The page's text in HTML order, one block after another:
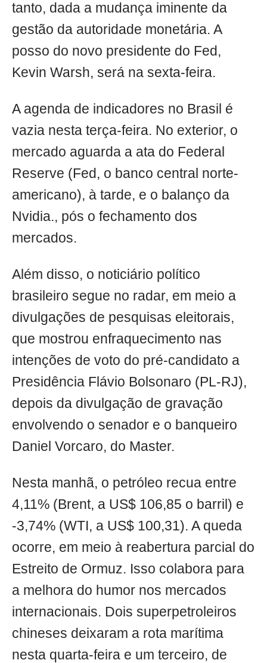
tanto, dada a mudança iminente da
gestão da autoridade monetária. A
posso do novo presidente do Fed,
Kevin Warsh, será na sexta-feira.
A agenda de indicadores no Brasil é
vazia nesta terça-feira. No exterior, o
mercado aguarda a ata do Federal
Reserve (Fed, o banco central norte-
americano), à tarde, e o balanço da
Nvidia., pós o fechamento dos
mercados.
Além disso, o noticiário político
brasileiro segue no radar, em meio a
divulgações de pesquisas eleitorais,
que mostrou enfraquecimento nas
intenções de voto do pré-candidato a
Presidência Flávio Bolsonaro (PL-RJ),
depois da divulgação de gravação
envolvendo o senador e o banqueiro
Daniel Vorcaro, do Master.
Nesta manhã, o petróleo recua entre
4,11% (Brent, a US$ 106,85 o barril) e
-3,74% (WTI, a US$ 100,31). A queda
ocorre, em meio à reabertura parcial do
Estreito de Ormuz. Isso colabora para
a melhora do humor nos mercados
internacionais. Dois superpetroleiros
chineses deixaram a rota marítima
nesta quarta-feira e um terceiro, de